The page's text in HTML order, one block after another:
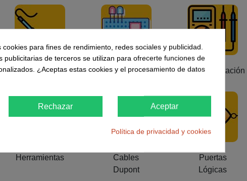
Soldadura
Herramientas
Protoboard
Cables
Dupont
Instrumentación
Puertas
Lógicas
para fines de rendimiento, redes sociales y publicidad.
publicitarias de terceros se utilizan para ofrecerte funciones de
¿Aceptas estas cookies y el procesamiento de datos
Rechazar Aceptar
Política de privacidad y cookies